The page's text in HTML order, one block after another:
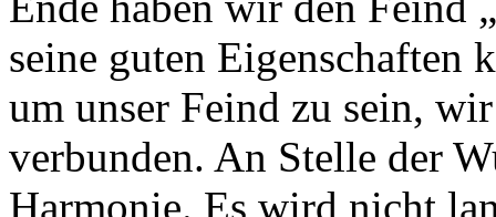
seine guten Eigenschaften
um unser Feind zu sein,
verbunden. An Stelle der
Harmonie. Es wird nicht